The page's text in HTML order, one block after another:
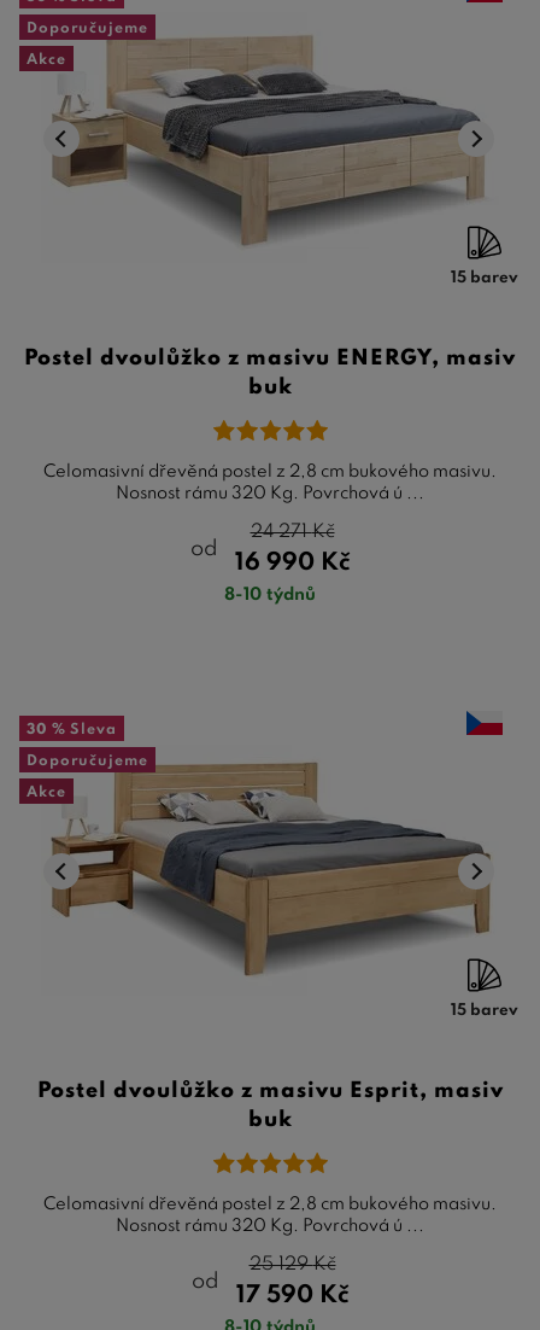
Doporučujeme
Akce
15 barev
Postel dvoulůžko z masivu ENERGY, masiv
buk
Celomasivní dřevěná postel z 2,8 cm bukového masivu.
Nosnost rámu 320 Kg. Povrchová ú ...
od
16 990 Kč
24 271Kč
8-10 týdnů
30 % Sleva
Doporučujeme
Akce
15 barev
Postel dvoulůžko z masivu Esprit, masiv
buk
Celomasivní dřevěná postel z 2,8 cm bukového masivu.
Nosnost rámu 320 Kg. Povrchová ú ...
od
17 590 Kč
25 129Kč